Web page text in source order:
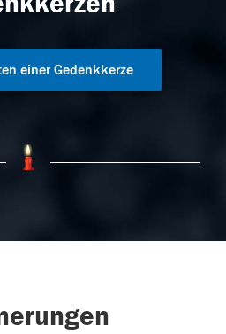
einer Gedenkkerze